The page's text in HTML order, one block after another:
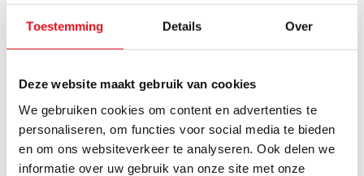
Toestemming Details Over
Deze website maakt gebruik van cookies
We gebruiken cookies om content en advertenties te
personaliseren, om functies voor social media te bieden
en om ons websiteverkeer te analyseren. Ook delen we
informatie over uw gebruik van onze site met onze
Avez-vous une question à propos de se produit.
Simon est heureux de vous aider et peut répondre à
toutes vos questions.
Envoyer un message
Large éventail
Livraison à partir de
notre propre stock
Délai de réflexion de 14
jours
Pas bon = remboursé